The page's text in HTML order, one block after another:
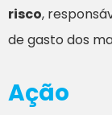
risco,
de gasto dos
Ação